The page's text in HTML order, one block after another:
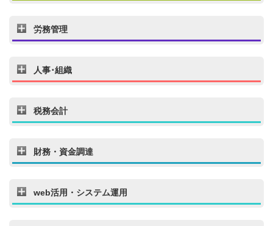
労務管理
人事･組織
税務会計
財務・資金調達
web活用・システム運用